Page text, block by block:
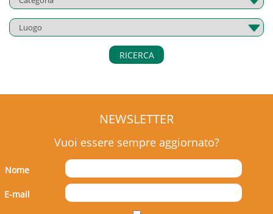
RICERCA
NEWSLETTER
Vuoi essere sempre aggiornato?
Nome
E-mail